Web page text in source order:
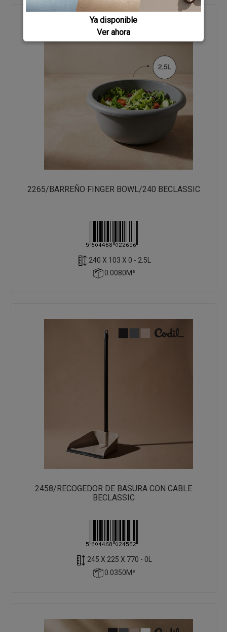
2265/BARREÑO FINGER BOWL/240 BECLASSIC
240 X 103 X 0 - 2.5L
0.0080M³
2458/RECOGEDOR DE BASURA CON CABLE
BECLASSIC
245 X 225 X 770 - 0L
0.0350M³
Ya disponible
Ver ahora